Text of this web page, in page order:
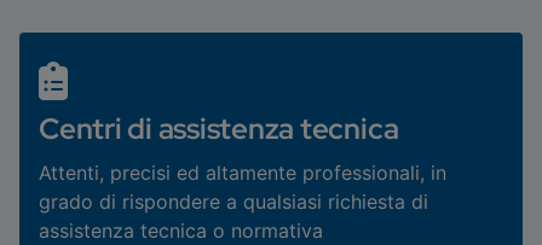
Centri di assistenza tecnica
Attenti, precisi ed altamente professionali, in
grado di rispondere a qualsiasi richiesta di
assistenza tecnica o normativa